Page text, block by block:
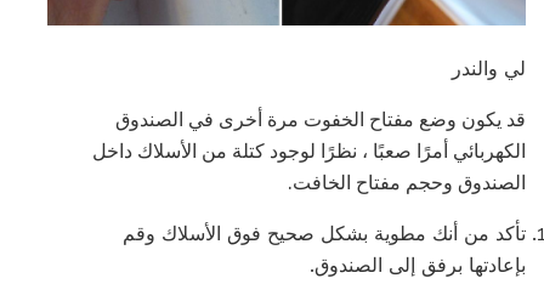
لي والندر
قد يكون وضع مفتاح الخفوت مرة أخرى في الصندوق
الكهربائي أمرًا صعبًا ، نظرًا لوجود كتلة من الأسلاك داخل
الصندوق وحجم مفتاح الخافت.
تأكد من أنك مطوية بشكل صحيح فوق الأسلاك وقم
بإعادتها برفق إلى الصندوق.